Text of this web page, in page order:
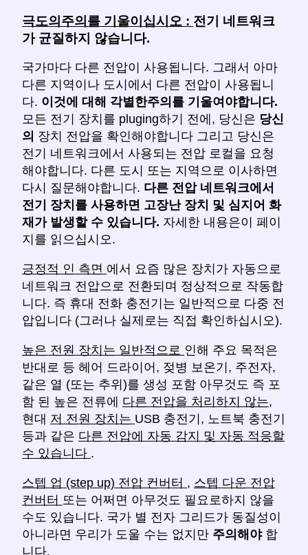
극도의주의를 기울이십시오 : 전기 네트워크
가 균질하지 않습니다.
국가마다 다른 전압이 사용됩니다. 그래서 아마
다른 지역이나 도시에서 다른 전압이 사용됩니
다. 이것에 대해 각별한주의를 기울여야합니다.
모든 전기 장치를 pluging하기 전에, 당신은 당신
의 장치 전압을 확인해야합니다 그리고 당신은
전기 네트워크에서 사용되는 전압 로컬을 요청
해야합니다. 다른 도시 또는 지역으로 이사하면
다시 질문해야합니다. 다른 전압 네트워크에서
전기 장치를 사용하면 고장난 장치 및 심지어 화
재가 발생할 수 있습니다. 자세한 내용은이 페이
지를 읽으십시오.
긍정적 인 측면 에서 요즘 많은 장치가 자동으로
네트워크 전압으로 전환되며 정상적으로 작동합
니다. 즉 휴대 전화 충전기는 일반적으로 다중 전
압입니다 (그러나 실제로는 직접 확인하십시오).
높은 전원 장치는 일반적으로 인해 주요 목적은
반대로 등 헤어 드라이어, 젖병 보온기, 주전자,
같은 열 (또는 추위)를 생성 포함 아무것도 즉 포
함 된 높은 전류에 다른 전압을 처리하지 않는,
현대 저 전원 장치는 USB 충전기, 노트북 충전기
등과 같은 다른 전압에 자동 감지 및 자동 적응할
수 있습니다 .
스텝 업 (step up) 전압 컨버터 , 스텝 다운 전압
컨버터 또는 어쩌면 아무것도 필요로하지 않을
수도 있습니다. 국가 별 전자 그리드가 동질성이
아니라면 우리가 도울 수는 없지만 주의해야 합
니다.